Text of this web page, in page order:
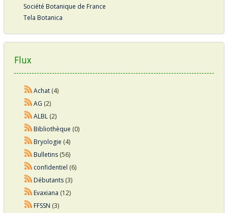
Société Botanique de France
Tela Botanica
Flux
Achat(4)
AG (2)
ALBL(2)
Bibliothèque (0)
Bryologie (4)
Bulletins(56)
confidentiel (6)
Débutants(3)
Evaxiana (12)
FFSSN (3)